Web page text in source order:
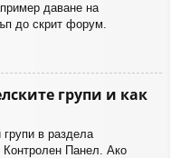
даване на
до скрит форум.
групи и как
в раздела
Контролен Панел. Ако